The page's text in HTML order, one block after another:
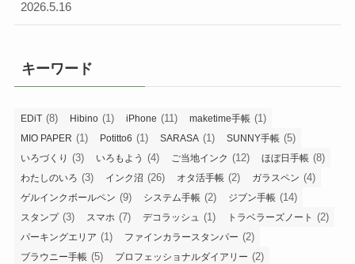
2026.5.16
キーワード
EDiT (8) Hibino (1) iPhone (11) maketime手帳 (1)
MIO PAPER (1) Potitto6 (1) SARASA (1) SUNNY手帳 (5)
いろづくり (3) いろもよう (4) ご当地インク (12) ほぼ日手帳 (8)
わたしのいろ (3) インク沼 (26) オタ活手帳 (2) ガラスペン (4)
ゲルインクボールペン (9) システム手帳 (2) ジブン手帳 (14)
スタンプ(3) スマホ (7) デコラッシュ (1) トラベラーズノート (2)
パーキングエリア (1) ファインカラースタンパー (2)
ブラウニー手帳 (5) プロフェッショナルダイアリー (2)